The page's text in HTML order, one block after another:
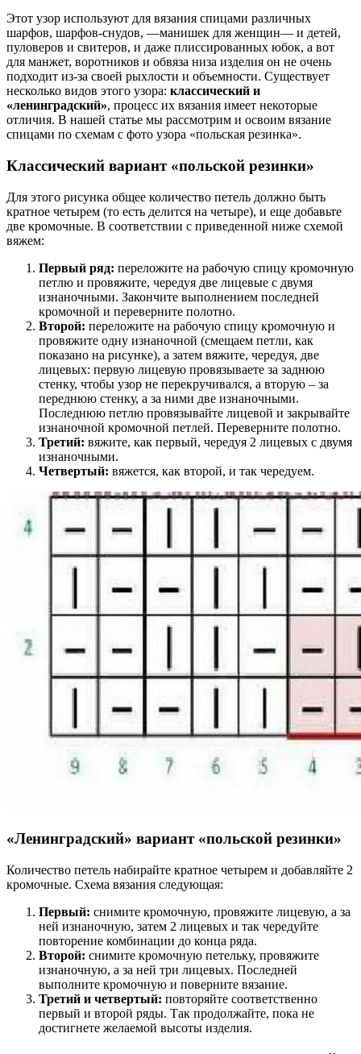
Этот узор используют для вязания спицами различных
шарфов, шарфов-снудов, —манишек для женщин— и детей,
пуловеров и свитеров, и даже плиссированных юбок, а вот
для манжет, воротников и обвяза низа изделия он не очень
подходит из-за своей рыхлости и объемности. Существует
несколько видов этого узора: классический и
«ленинградский», процесс их вязания имеет некоторые
отличия. В нашей статье мы рассмотрим и освоим вязание
спицами по схемам с фото узора «польская резинка».
Классический вариант «польской резинки»
Для этого рисунка общее количество петель должно быть
кратное четырем (то есть делится на четыре), и еще добавьте
две кромочные. В соответствии с приведенной ниже схемой
вяжем:
Первый ряд: переложите на рабочую спицу кромочную
петлю и провяжите, чередуя две лицевые с двумя
изнаночными. Закончите выполнением последней
кромочной и переверните полотно.
Второй: переложите на рабочую спицу кромочную и
провяжите одну изнаночной (смещаем петли, как
показано на рисунке), а затем вяжите, чередуя, две
лицевых: первую лицевую провязываете за заднюю
стенку, чтобы узор не перекручивался, а вторую – за
переднюю стенку, а за ними две изнаночными.
Последнюю петлю провязывайте лицевой и закрывайте
изнаночной кромочной петлей. Переверните полотно.
Третий: вяжите, как первый, чередуя 2 лицевых с двумя
изнаночными.
Четвертый: вяжется, как второй, и так чередуем.
«Ленинградский» вариант «польской резинки»
Количество петель набирайте кратное четырем и добавляйте 2
кромочные. Схема вязания следующая:
Первый: снимите кромочную, провяжите лицевую, а за
ней изнаночную, затем 2 лицевых и так чередуйте
повторение комбинации до конца ряда.
Второй: снимите кромочную петельку, провяжите
изнаночную, а за ней три лицевых. Последней
выполните кромочную и поверните вязание.
Третий и четвертый: повторяйте соответственно
первый и второй ряды. Так продолжайте, пока не
достигнете желаемой высоты изделия.